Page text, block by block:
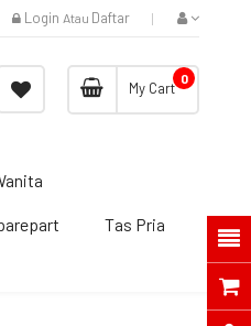
Login Atau Daftar
My Cart
0
Tas Pria